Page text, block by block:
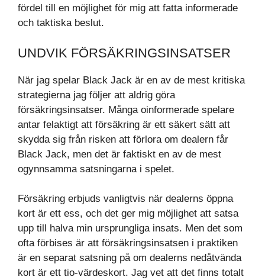
fördel till en möjlighet för mig att fatta informerade
och taktiska beslut.
UNDVIK FÖRSÄKRINGSINSATSER
När jag spelar Black Jack är en av de mest kritiska
strategierna jag följer att aldrig göra
försäkringsinsatser. Många oinformerade spelare
antar felaktigt att försäkring är ett säkert sätt att
skydda sig från risken att förlora om dealern får
Black Jack, men det är faktiskt en av de mest
ogynnsamma satsningarna i spelet.
Försäkring erbjuds vanligtvis när dealerns öppna
kort är ett ess, och det ger mig möjlighet att satsa
upp till halva min ursprungliga insats. Men det som
ofta förbises är att försäkringsinsatsen i praktiken
är en separat satsning på om dealerns nedåtvända
kort är ett tio-värdeskort. Jag vet att det finns totalt